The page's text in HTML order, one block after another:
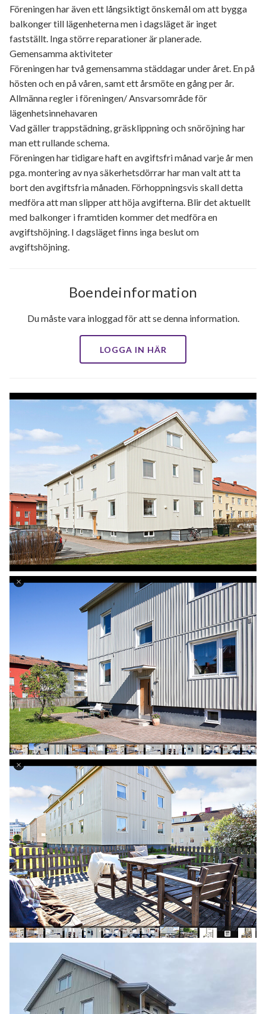
Föreningen har även ett långsiktigt önskemål om att bygga
balkonger till lägenheterna men i dagsläget är inget
fastställt. Inga större reparationer är planerade.
Gemensamma aktiviteter
Föreningen har två gemensamma städdagar under året. En på
hösten och en på våren, samt ett årsmöte en gång per år.
Allmänna regler i föreningen/ Ansvarsområde för
lägenhetsinnehavaren
Vad gäller trappstädning, gräsklippning och snöröjning har
man ett rullande schema.
Föreningen har tidigare haft en avgiftsfri månad varje år men
pga. montering av nya säkerhetsdörrar har man valt att ta
bort den avgiftsfria månaden. Förhoppningsvis skall detta
medföra att man slipper att höja avgifterna. Blir det aktuellt
med balkonger i framtiden kommer det medföra en
avgiftshöjning. I dagsläget finns inga beslut om
avgiftshöjning.
Boendeinformation
Du måste vara inloggad för att se denna information.
LOGGA IN HÄR